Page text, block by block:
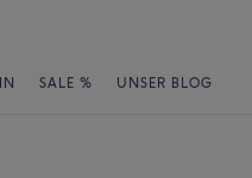
SALE % UNSER BLOG